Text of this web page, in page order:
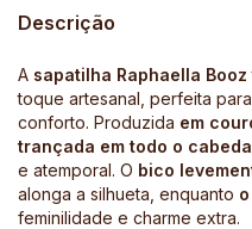
Descrição
A sapatilha Raphaella Booz
toque artesanal, perfeita
conforto. Produzida em
trançada em todo o
e atemporal. O bico
alonga a silhueta, enquanto
feminilidade e charme extra.